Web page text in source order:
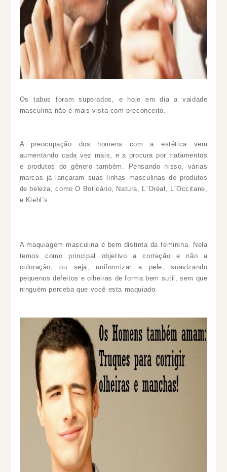
Os tabus foram superados, e hoje em dia a vaidade
masculina não é mais vista com preconceito.
A preocupação dos homens com a estética vem
aumentando cada vez mais, e a procura por tratamentos
e produtos do gênero também. Pensando nisso, várias
marcas já lançaram suas linhas masculinas de produtos
de beleza, como O Boticário, Natura, L`Oréal, L`Occitane,
e Kiehl`s.
A maquiagem masculina é bem distinta da feminina. Nela
temos como principal objetivo a correção e não a
coloração, ou seja, uniformizar a pele, suavizando
pequenos defeitos e olheiras de forma bem sutil, sem que
ninguém perceba que você esta maquiado